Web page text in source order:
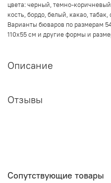
цвета: черный, темно-
кость, бордо, белый, какао,
Варианты бюваров по размерам
110х55 см и другие формы и
Описание
Отзывы
Сопутствующие товары